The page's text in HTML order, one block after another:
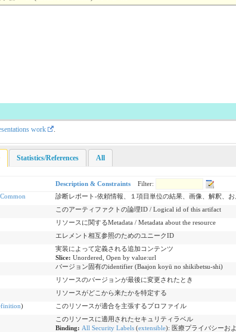
work .
Statistics/References All
Description & Constraints
Filter:
診断レポート-依頼情報、１項目単位の結果、画像、解釈、
このアーティファクトの論理ID / Logical id of this artifact
リソースに関するMetadata / Metadata about the resource
エレメント相互参照のためのユニークID
実装によって定義される追加コンテンツ
Slice: Unordered, Open by value:url
バージョン固有のidentifier (Baajon koyū no shikibetsu-shi)
リソースのバージョンが最後に変更されたとき
リソースがどこから来たかを特定する
)
このリソースが適合を主張するプロファイル
このリソースに適用されたセキュリティラベル
Binding: All Security Labels(extensible): 医療プライバシーお